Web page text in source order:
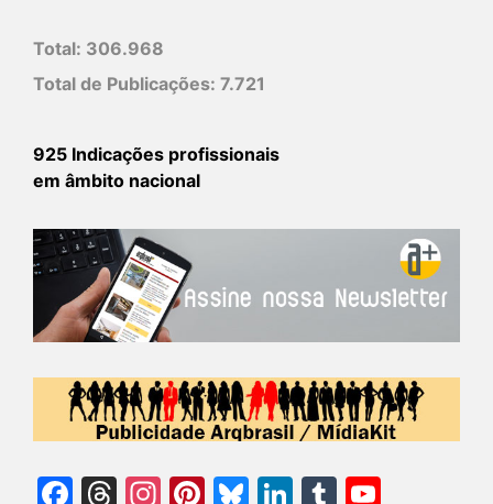
Total: 306.968
Total de Publicações: 7.721
925 Indicações profissionais
em âmbito nacional
Facebook
Threads
Instagram
Pinterest
Bluesky
LinkedIn
Tumblr